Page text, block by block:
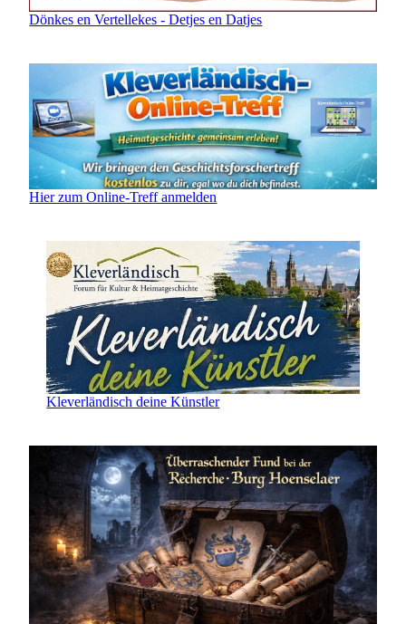
Dönkes en Vertellekes - Detjes en Datjes
Hier zum Online-Treff anmelden
Kleverländisch deine Künstler